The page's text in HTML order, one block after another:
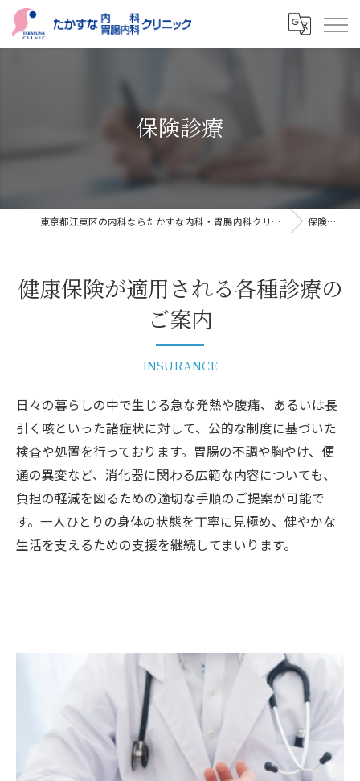
保険診療
東京都江東区の内科ならたかすな内科・胃腸内科クリニック 保険診療
健康保険が適用される各種診療の
ご案内
INSURANCE
日々の暮らしの中で生じる急な発熱や腹痛、あるいは長
引く咳といった諸症状に対して、公的な制度に基づいた
検査や処置を行っております。胃腸の不調や胸やけ、便
通の異変など、消化器に関わる広範な内容についても、
負担の軽減を図るための適切な手順のご提案が可能で
す。一人ひとりの身体の状態を丁寧に見極め、健やかな
生活を支えるための支援を継続してまいります。